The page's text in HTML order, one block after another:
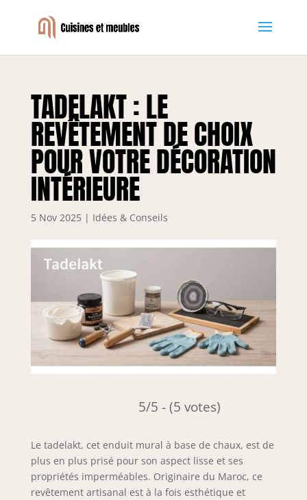
TADELAKT : LE
REVÊTEMENT DE CHOIX
POUR VOTRE DÉCORATION
INTÉRIEURE
5 Nov 2025 | Idées & Conseils
5/5 - (5 votes)
Le tadelakt, cet enduit mural à base de chaux, est de
plus en plus prisé pour son aspect lisse et ses
propriétés imperméables. Originaire du Maroc, ce
revêtement artisanal est à la fois esthétique et